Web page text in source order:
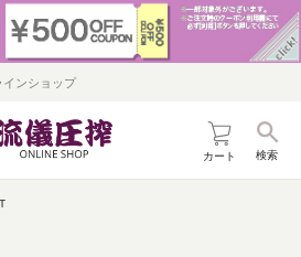
インショップ
カート 検索